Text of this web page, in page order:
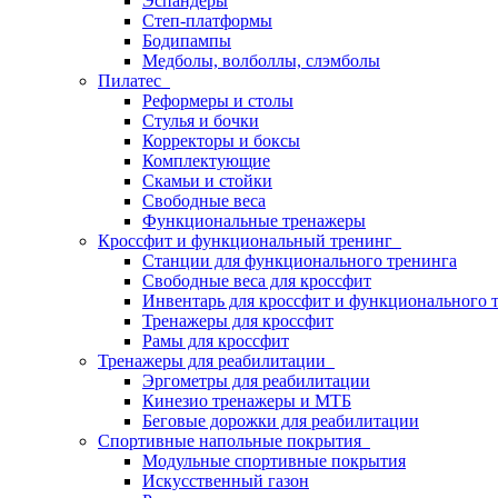
Степ-платформы
Бодипампы
Медболы, волболлы, слэмболы
Пилатес
Реформеры и столы
Стулья и бочки
Корректоры и боксы
Комплектующие
Скамьи и стойки
Свободные веса
Функциональные тренажеры
Кроссфит и функциональный тренинг
Станции для функционального тренинга
Свободные веса для кроссфит
Инвентарь для кроссфит и функционального
Тренажеры для кроссфит
Рамы для кроссфит
Тренажеры для реабилитации
Эргометры для реабилитации
Кинезио тренажеры и МТБ
Беговые дорожки для реабилитации
Спортивные напольные покрытия
Модульные спортивные покрытия
Искусственный газон